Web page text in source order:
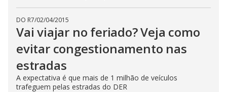
DO R7/02/04/2015
Vai viajar no feriado? Veja como
evitar congestionamento nas
estradas
A expectativa é que mais de 1 milhão de veículos
trafeguem pelas estradas do DER